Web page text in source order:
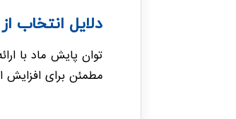
دلایل انتخاب
مطمئن برای افزایش